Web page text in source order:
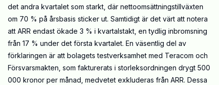
det andra kvartalet som starkt, där nettoomsättningstillväxten
om 70 % på årsbasis sticker ut. Samtidigt är det värt att notera
att ARR endast ökade 3 % i kvartalstakt, en tydlig inbromsning
från 17 % under det första kvartalet. En väsentlig del av
förklaringen är att bolagets testverksamhet med Teracom och
Försvarsmakten, som fakturerats i storleksordningen drygt 500
000 kronor per månad, medvetet exkluderas från ARR. Dessa